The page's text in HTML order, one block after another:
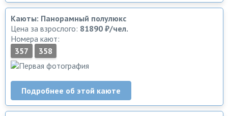
Каюты: Панорамный полулюкс
Цена за взрослого: 81890 ₽/чел.
Номера кают:
357
358
Подробнее об этой каюте